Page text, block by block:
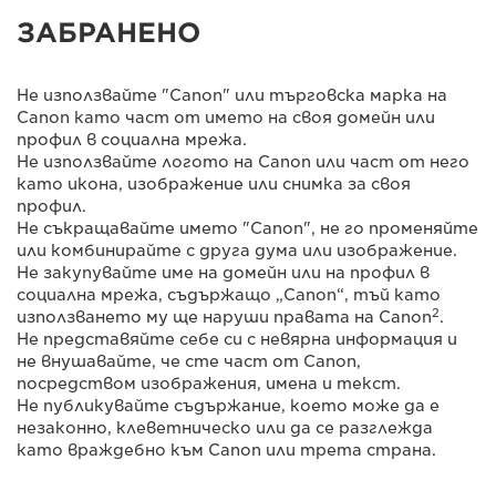
ЗАБРАНЕНО
Не използвайте "Canon" или търговска марка на
Canon като част от името на своя домейн или
профил в социална мрежа.
Не използвайте логото на Canon или част от него
като икона, изображение или снимка за своя
профил.
Не съкращавайте името "Canon", не го променяйте
или комбинирайте с друга дума или изображение.
Не закупувайте име на домейн или на профил в
социална мрежа, съдържащо „Canon“, тъй като
използването му ще наруши правата на Canon2.
Не представяйте себе си с невярна информация и
не внушавайте, че сте част от Canon,
посредством изображения, имена и текст.
Не публикувайте съдържание, което може да е
незаконно, клеветническо или да се разглежда
като враждебно към Canon или трета страна.